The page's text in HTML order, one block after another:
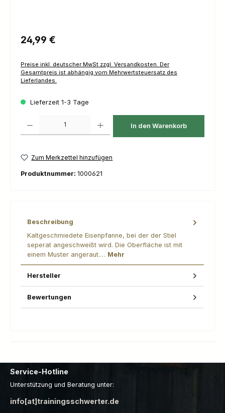
Regulärer Preis:
24,99 €
Preise inkl. deutscher MwSt zzgl. Versandkosten. Der
Gesamtpreis ist abhängig vom Mehrwertsteuersatz des
Lieferlandes.
Lieferzeit 1-3 Tage
In den Warenkorb
Zum Merkzettel hinzufügen
Produktnummer: 1000621
Beschreibung
Kaltgeschmiedete Eisenpfanne, bei der der Stiel
seperat angeschweißt wird. Die Oberfläche ist mit
einem Muster angeraut.… Mehr
Hersteller
Bewertungen
Service-Hotline
Unterstützung und Beratung unter:
info[at]trainingsschwerter.de